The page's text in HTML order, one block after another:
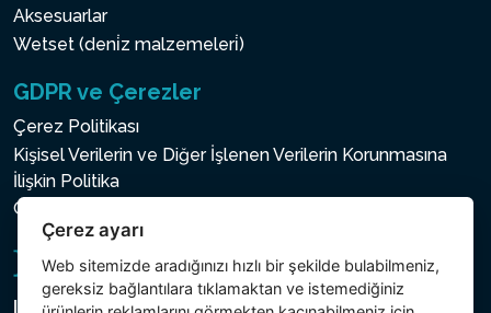
Aksesuarlar
Wetset (deni̇z malzemeleri̇)
GDPR ve Çerezler
Çerez Politikası
Kişisel Verilerin ve Diğer İşlenen Verilerin Korunmasına
İlişkin Politika
Çerez ayarı
Intex Trading, s.r.o.
Çerez ayarı
Web sitemizde aradığınızı hızlı bir şekilde bulabilmeniz,
gereksiz bağlantılara tıklamaktan ve istemediğiniz